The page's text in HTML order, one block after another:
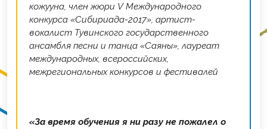
кожууна, член жюри V Международного
конкурса «Сибириада-2017», артист-
вокалист Тувинского государственного
ансамбля песни и танца «Саяны», лауреат
международных, всероссийских,
межрегиональных конкурсов и фестивалей
«За время обучения я ни разу не пожалел о